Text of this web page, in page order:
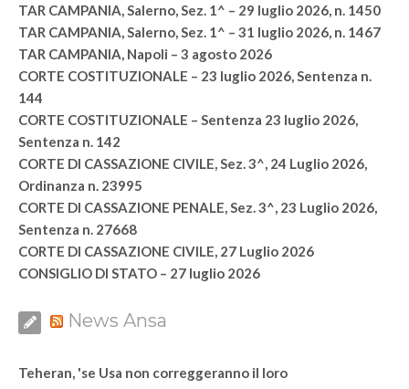
TAR CAMPANIA, Salerno, Sez. 1^ – 29 luglio 2026, n. 1450
TAR CAMPANIA, Salerno, Sez. 1^ – 31 luglio 2026, n. 1467
TAR CAMPANIA, Napoli – 3 agosto 2026
CORTE COSTITUZIONALE – 23 luglio 2026, Sentenza n.
144
CORTE COSTITUZIONALE – Sentenza 23 luglio 2026,
Sentenza n. 142
CORTE DI CASSAZIONE CIVILE, Sez. 3^, 24 Luglio 2026,
Ordinanza n. 23995
CORTE DI CASSAZIONE PENALE, Sez. 3^, 23 Luglio 2026,
Sentenza n. 27668
CORTE DI CASSAZIONE CIVILE, 27 Luglio 2026
CONSIGLIO DI STATO – 27 luglio 2026
News Ansa
Teheran, 'se Usa non correggeranno il loro